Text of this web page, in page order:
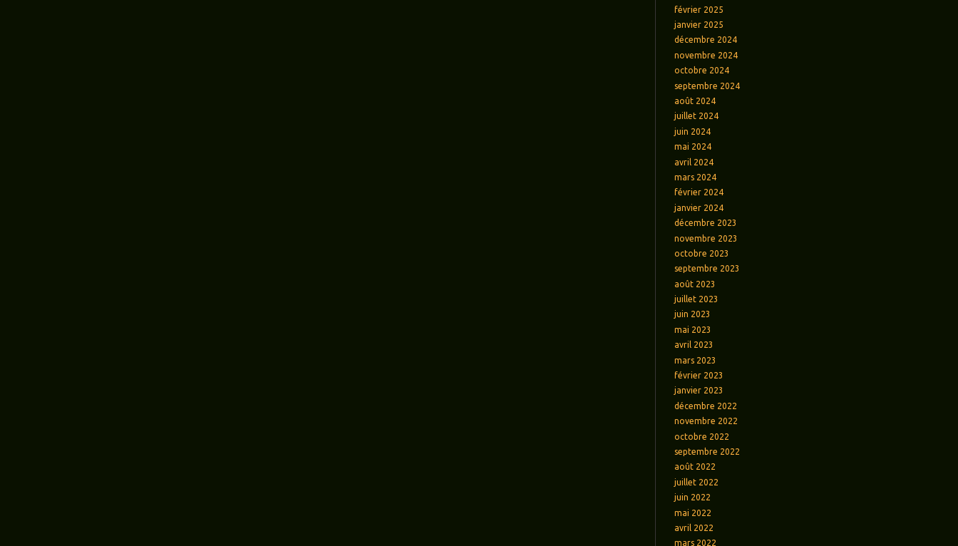
février 2025
janvier 2025
décembre 2024
novembre 2024
octobre 2024
septembre 2024
août 2024
juillet 2024
juin 2024
mai 2024
avril 2024
mars 2024
février 2024
janvier 2024
décembre 2023
novembre 2023
octobre 2023
septembre 2023
août 2023
juillet 2023
juin 2023
mai 2023
avril 2023
mars 2023
février 2023
janvier 2023
décembre 2022
novembre 2022
octobre 2022
septembre 2022
août 2022
juillet 2022
juin 2022
mai 2022
avril 2022
mars 2022